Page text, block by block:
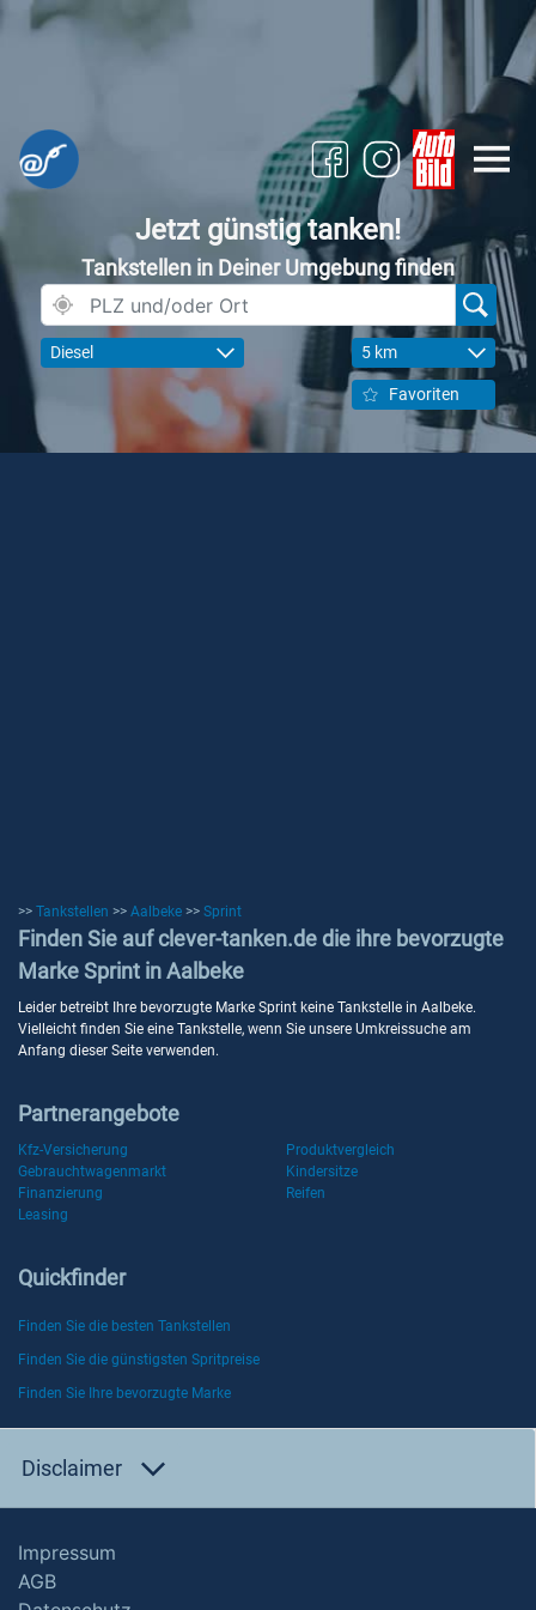
Jetzt günstig tanken!
Tankstellen in Deiner Umgebung finden
Diesel 5 km
Favoriten
>> Tankstellen >> Aalbeke >> Sprint
Finden Sie auf clever-tanken.de die ihre bevorzugte
Marke Sprint in Aalbeke
Leider betreibt Ihre bevorzugte Marke Sprint keine Tankstelle in Aalbeke.
Vielleicht finden Sie eine Tankstelle, wenn Sie unsere Umkreissuche am
Anfang dieser Seite verwenden.
Partnerangebote
Kfz-Versicherung
Produktvergleich
Gebrauchtwagenmarkt
Kindersitze
Finanzierung
Reifen
Leasing
Quickfinder
Finden Sie die besten Tankstellen
Finden Sie die günstigsten Spritpreise
Finden Sie Ihre bevorzugte Marke
Disclaimer
Impressum
AGB